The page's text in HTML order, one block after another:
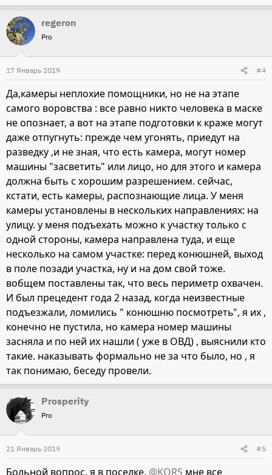
regeron
Pro
17 Январь 2019 #4
Да,камеры неплохие помощники, но не на этапе
самого воровства : все равно никто человека в маске
не опознает, а вот на этапе подготовки к краже могут
даже отпугнуть: прежде чем угонять, приедут на
разведку ,и не зная, что есть камера, могут номер
машины "засветить" или лицо, но для этого и камера
должна быть с хорошим разрешением. сейчас,
кстати, есть камеры, распознающие лица. У меня
камеры установлены в нескольких направлениях: на
улицу. у меня подъехать можно к участку только с
одной стороны, камера направлена туда, и еще
несколько на самом участке: перед конюшней, выход
в поле позади участка, ну и на дом свой тоже.
вобщем поставлены так, что весь периметр охвачен.
И был прецедент года 2 назад, когда неизвестные
подъезжали, ломились " конюшню посмотреть", я их ,
конечно не пустила, но камера номер машины
засняла и по ней их нашли ( уже в ОВД) , выяснили кто
такие. наказывать формально не за что было, но , я
так понимаю, беседу провели.
Prosperity
Pro
21 Январь 2019 #5
Больной вопрос, я в поселке, @KORS мне все